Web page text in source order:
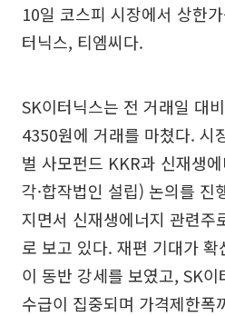
10일 코스피 시장에서 상한
터닉스, 티엠씨다.
SK이터닉스는 전 거래일 대
4350원에 거래를 마쳤다. 시
벌 사모펀드 KKR과 신재생
각·합작법인 설립) 논의를 진
지면서 신재생에너지 관련주
로 보고 있다. 재편 기대가
이 동반 강세를 보였고, SK
수급이 집중되며 가격제한폭